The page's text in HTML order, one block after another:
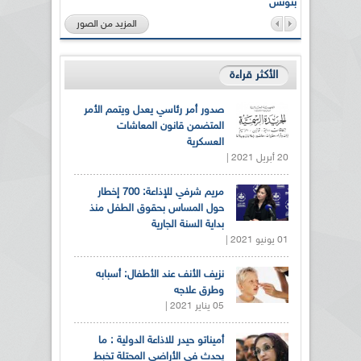
بتونس
المزيد من الصور
الأكثر قراءة
صدور أمر رئاسي يعدل ويتمم الأمر
المتضمن قانون المعاشات
العسكرية
20 أبريل 2021 |
مريم شرفي للإذاعة: 700 إخطار
حول المساس بحقوق الطفل منذ
بداية السنة الجارية
01 يونيو 2021 |
نزيف الأنف عند الأطفال: أسبابه
وطرق علاجه
05 يناير 2021 |
أميناتو حيدر للاذاعة الدولية : ما
يحدث في الأراضي المحتلة تخبط